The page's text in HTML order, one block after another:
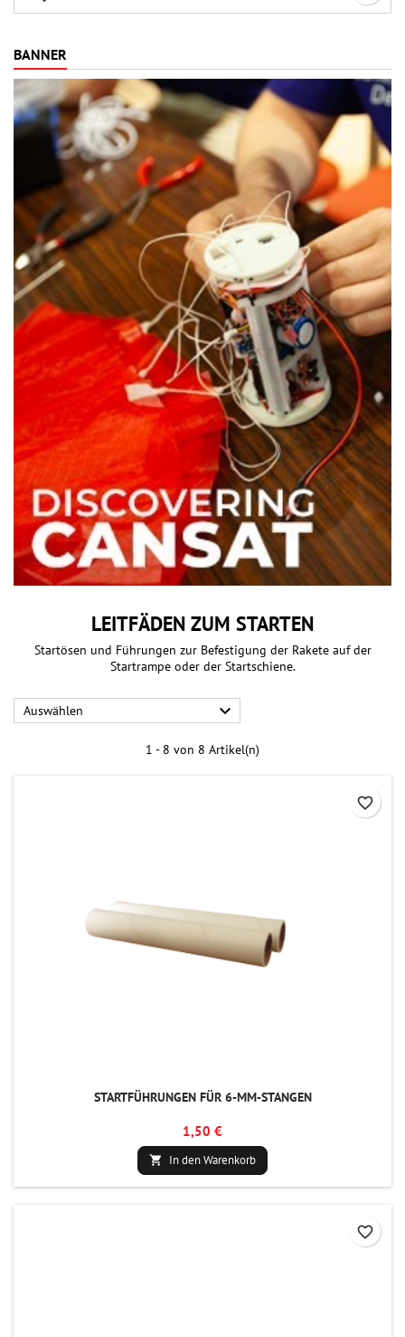
BANNER
LEITFÄDEN ZUM STARTEN
Startösen und Führungen zur Befestigung der Rakete auf der
Startrampe oder der Startschiene.
Auswählen 
1 - 8 von 8 Artikel(n)
STARTFÜHRUNGEN FÜR 6-MM-STANGEN
1,50 €
 In den Warenkorb
favorite_border
favorite_border